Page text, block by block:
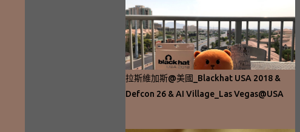
拉斯維加斯@美國_Blackhat USA 2018 &
Defcon 26 & AI Village_Las Vegas@USA